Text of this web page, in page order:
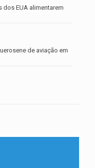
EUA alimentarem
de aviação em